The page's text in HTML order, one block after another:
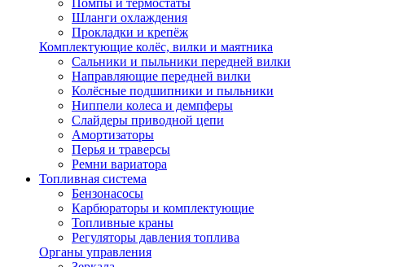
Помпы и термостаты
Шланги охлаждения
Прокладки и крепёж
Комплектующие колёс, вилки и маятника
Сальники и пыльники передней вилки
Направляющие передней вилки
Колёсные подшипники и пыльники
Ниппели колеса и демпферы
Слайдеры приводной цепи
Амортизаторы
Перья и траверсы
Ремни вариатора
Топливная система
Бензонасосы
Карбюраторы и комплектующие
Топливные краны
Регуляторы давления топлива
Органы управления